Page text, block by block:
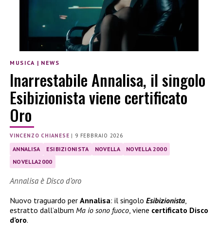
MUSICA | NEWS
Inarrestabile Annalisa, il singolo
Esibizionista viene certificato
Oro
VINCENZO CHIANESE | 9 FEBBRAIO 2026
ANNALISA ESIBIZIONISTA NOVELLA
NOVELLA 2000
NOVELLA2000
Annalisa è Disco d’oro
Nuovo traguardo per Annalisa: il singolo Esibizionista,
estratto dall’album Ma io sono fuoco, viene certificato Disco
d’oro.